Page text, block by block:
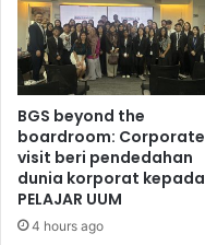
BGS beyond the
boardroom: Corporate
visit beri pendedahan
dunia korporat kepada
PELAJAR UUM
4 hours ago